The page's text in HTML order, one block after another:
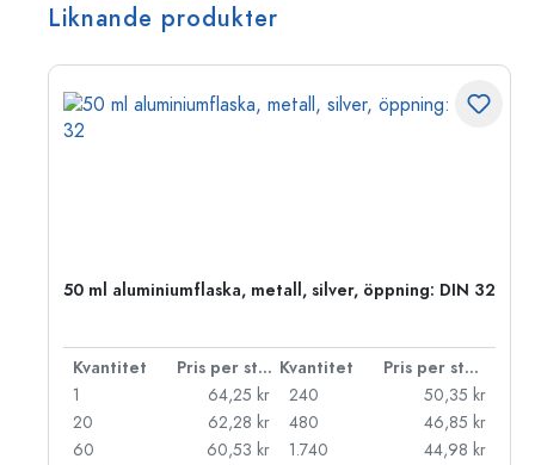
Liknande produkter
50 ml aluminiumflaska, metall, silver, öppning: DIN 32
Kvantitet Pris per styck Kvantitet
Pris per styck
1
64,25 kr
20
62,28 kr
60
60,53 kr
240
50,35 kr
480
46,85 kr
1.740
44,98 kr